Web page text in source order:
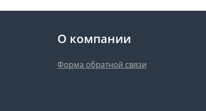
О компании
Форма обратной связи